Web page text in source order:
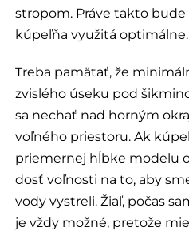
stropom. Práve takto
kúpeľňa využitá optimálne.
Treba pamätať, že
zvislého úseku pod
sa nechať nad horným
voľného priestoru. Ak
priemernej hĺbke modelu
dosť voľnosti na to, aby
vody vystreli. Žiaľ, počas
je vždy možné, pretože